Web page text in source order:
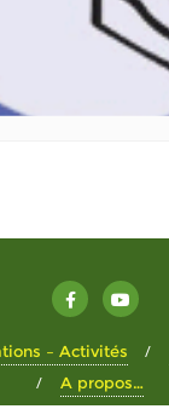
– Activités
A propos…